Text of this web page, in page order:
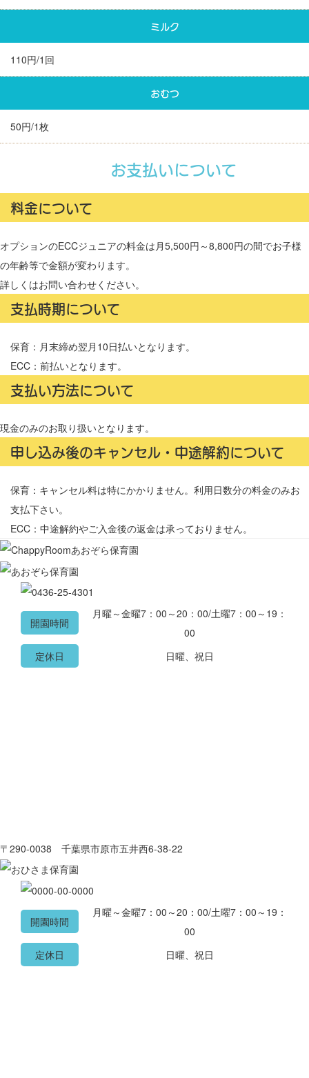
ミルク
110円/1回
おむつ
50円/1枚
お支払いについて
料金について
オプションのECCジュニアの料金は月5,500円～8,800円の間でお子様
の年齢等で金額が変わります。
詳しくはお問い合わせください。
支払時期について
保育：月末締め翌月10日払いとなります。
ECC：前払いとなります。
支払い方法について
現金のみのお取り扱いとなります。
申し込み後のキャンセル・中途解約について
保育：キャンセル料は特にかかりません。利用日数分の料金のみお
支払下さい。
ECC：中途解約やご入金後の返金は承っておりません。
開園時間
月曜～金曜7：00～20：00/土曜7：00～19：
00
定休日
日曜、祝日
〒290-0038 千葉県市原市五井西6-38-22
開園時間
月曜～金曜7：00～20：00/土曜7：00～19：
00
定休日
日曜、祝日